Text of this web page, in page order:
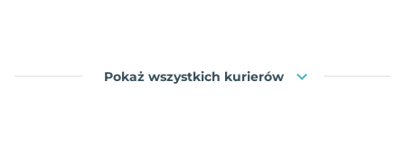
Pokaż wszystkich kurierów